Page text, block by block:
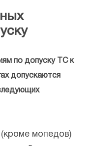
по допуску ТС к
допускаются
мопедов)